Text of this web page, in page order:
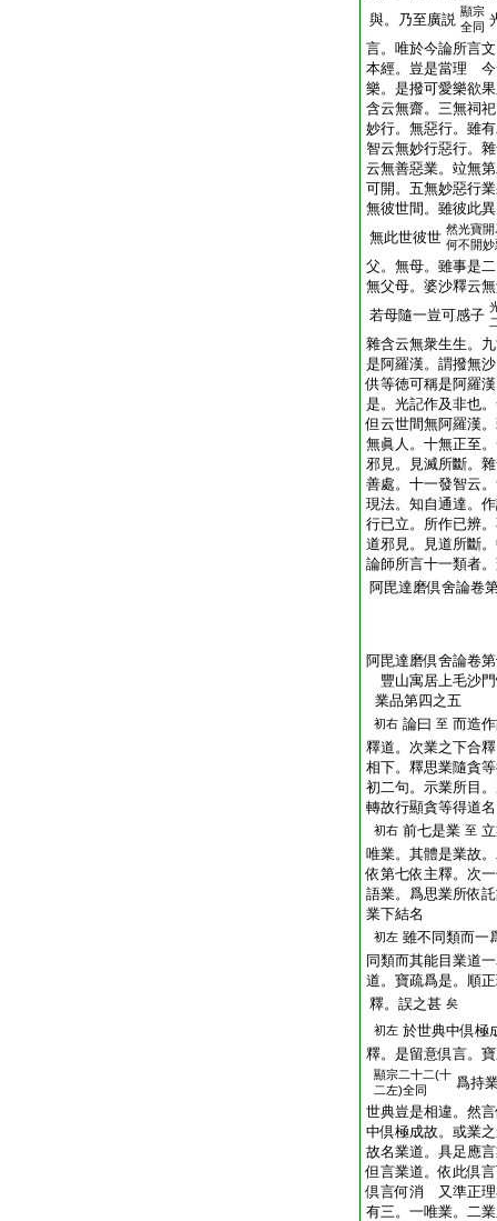
與。乃至廣説 顯宗
全同
言。唯於今論所言
本經。豈是當理 今
樂。是撥可愛樂欲
含云無齋。三無祠
妙行。無惡行。雖
智云無妙行惡行。
云無善惡業。竝無
可開。五無妙惡行
無彼世間。雖彼此
無此世彼世 然光寶
何不開
父。無母。雖事是
無父母。婆沙釋云
若母隨一豈可感子
雜含云無衆生生。
是阿羅漢。謂撥無
供等徳可稱是阿羅
是。光記作及非也
但云世間無阿羅漢
無眞人。十無正至
邪見。見滅所斷。
善處。十一發智云
現法。知自通達。
行已立。所作已辨
道邪見。見道所斷
論師所言十一類者
阿毘達磨倶舍論卷
阿毘達磨倶舍論卷
豐山寓居上毛沙
業品第四之五
初右 論曰 至 而造
釋道。次業之下合
相下。釋思業隨貪
初二句。示業所目
轉故行顯貪等得道
初右 前七是業 至
唯業。其體是業故
依第七依主釋。次
語業。爲思業所依
業下結名
初左 雖不同類而
同類而其能目業道
道。寶疏爲是。順
釋。誤之甚 矣
初左 於世典中倶
釋。是留意倶言。
顯宗二十二(十
二左)全同
爲持
世典豈是相違。然
中倶極成故。或業
故名業道。具足應
但言業道。依此倶
倶言何消 又準正理
有三。一唯業。二